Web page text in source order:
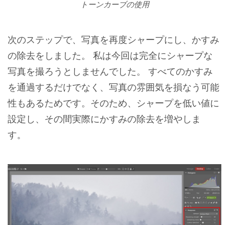
トーンカーブの使用
次のステップで、写真を再度シャープにし、かすみ
の除去をしました。 私は今回は完全にシャープな
写真を撮ろうとしませんでした。 すべてのかすみ
を通過するだけでなく、写真の雰囲気を損なう可能
性もあるためです。そのため、シャープを低い値に
設定し、その間実際にかすみの除去を増やしま
す。